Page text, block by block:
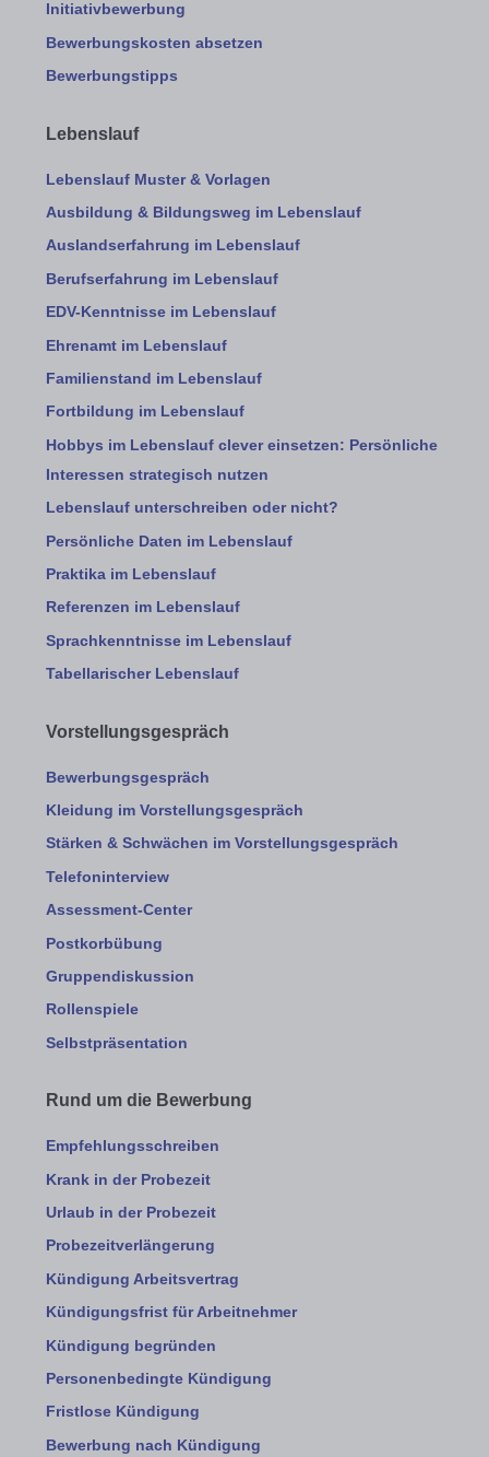
Initiativbewerbung
Bewerbungskosten absetzen
Bewerbungstipps
Lebenslauf
Lebenslauf Muster & Vorlagen
Ausbildung & Bildungsweg im Lebenslauf
Auslandserfahrung im Lebenslauf
Berufserfahrung im Lebenslauf
EDV-Kenntnisse im Lebenslauf
Ehrenamt im Lebenslauf
Familienstand im Lebenslauf
Fortbildung im Lebenslauf
Hobbys im Lebenslauf clever einsetzen: Persönliche
Interessen strategisch nutzen
Lebenslauf unterschreiben oder nicht?
Persönliche Daten im Lebenslauf
Praktika im Lebenslauf
Referenzen im Lebenslauf
Sprachkenntnisse im Lebenslauf
Tabellarischer Lebenslauf
Vorstellungsgespräch
Bewerbungsgespräch
Kleidung im Vorstellungsgespräch
Stärken & Schwächen im Vorstellungsgespräch
Telefoninterview
Assessment-Center
Postkorbübung
Gruppendiskussion
Rollenspiele
Selbstpräsentation
Rund um die Bewerbung
Empfehlungsschreiben
Krank in der Probezeit
Urlaub in der Probezeit
Probezeitverlängerung
Kündigung Arbeitsvertrag
Kündigungsfrist für Arbeitnehmer
Kündigung begründen
Personenbedingte Kündigung
Fristlose Kündigung
Bewerbung nach Kündigung